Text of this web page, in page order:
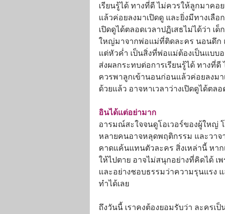
เรียนรู้ได้ ทางที่ดี ไม่ควรให้ลูกมาค
แล้วค่อยลงมาเปิดดู และยิ่งมีทางเลื
เปิดดูได้ตลอดเวลาปฏิเสธไม่ได้ว่า
ใหญ่มาจากพ่อแม่ที่ติดละคร นอนดึก
แต่หัวค่ำ เป็นสิ่งที่พ่อแม่ต้องเป็นแบบ
ส่งผลกระทบต่อการเรียนรู้ได้ ทางที่
ควรพาลูกเข้านอนก่อนแล้วค่อยลงม
ด้วยแล้ว อาจหาเวลาว่างเปิดดูได้ตลอ
อินได้แต่อย่ามาก
อารมณ์สะใจจนดูโอเวอร์ของผู้ใหญ่
หลายคนอาจหลุดพฤติกรรม และวาจ
คาดแค้นแทนตัวละคร สิ่งเหล่านี้ หา
ให้ไปตาย อาจไม่สนุกอย่างที่คิดได้
และอย่างชอบธรรมว่าความรุนแรง แ
ทำได้เลย
ถึงวันนี้ เราคงต้องยอมรับว่า ละคร